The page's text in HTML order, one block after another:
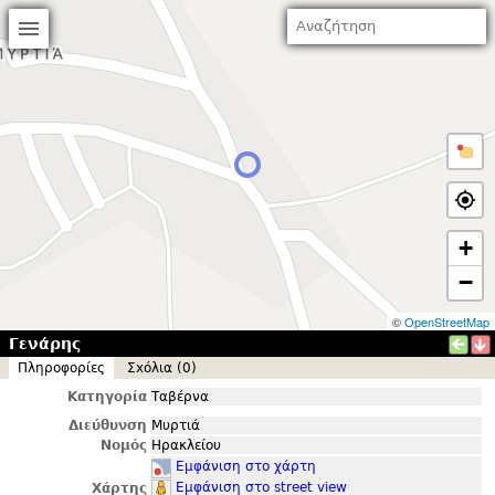
+
−
©OpenStreetMap
Γενάρης
Πληροφορίες
Σxόλια (0)
Κατηγορία Ταβέρνα
Διεύθυνση Μυρτιά
Νομός Ηρακλείου
Χάρτης
Εμφάνιση στο χάρτη
Εμφάνιση στο street view